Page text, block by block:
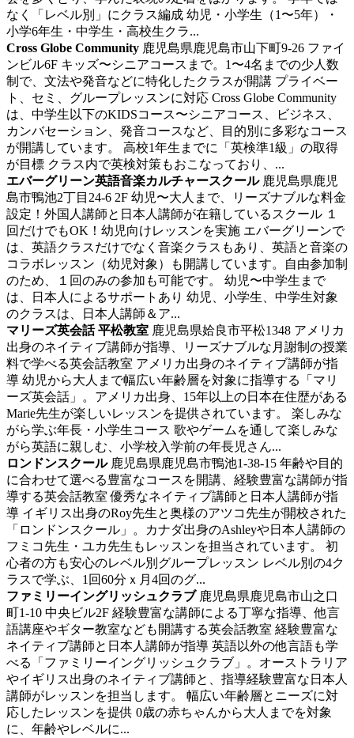
なく「レベル別」にクラス編成 幼児・小学生（1〜5年）・
小学6年生・中学生・高校生クラ...
Cross Globe Community 鹿児島県鹿児島市山下町9-26 ファイ
ンビル6F キッズ〜シニアコースまで。1〜4名までの少人数
制で、文法や発音などに特化したクラスが開講 プライベー
ト、セミ、グループレッスンに対応 Cross Globe Community
は、中学生以下のKIDSコース〜シニアコース、ビジネス、
カンバセーション、発音コースなど、目的別に多彩なコース
が開講しています。 高校1年生までに「英検準1級」の取得
が目標 クラス内で英検対策もおこなっており、...
エバーグリーン英語音楽カルチャースクール鹿児島県鹿児
島市鴨池2丁目24-6 2F 幼児〜大人まで、リーズナブルな料金
設定！外国人講師と日本人講師が在籍しているスクール １
回だけでもOK！幼児向けレッスンを実施 エバーグリーンで
は、英語クラスだけでなく音楽クラスもあり、英語と音楽の
コラボレッスン（幼児対象）も開講しています。自由参加制
のため、１回のみの参加も可能です。 幼児〜中学生まで
は、日本人によるサポートあり 幼児、小学生、中学生対象
のクラスは、日本人講師＆ア...
マリーズ英会話 平松教室 鹿児島県姶良市平松1348 アメリカ
出身のネイティブ講師が指導、リーズナブルな月謝制の授業
料で学べる英会話教室 アメリカ出身のネイティブ講師が指
導 幼児から大人まで幅広い年齢層を対象に指導する「マリ
ーズ英会話」。アメリカ出身、15年以上の日本在住歴がある
Marie先生が楽しいレッスンを提供されています。 楽しみな
がら学ぶ年長・小学生コース 歌やゲームを通して楽しみな
がら英語に親しむ、小学校入学前の年長児さん...
ロンドンスクール鹿児島県鹿児島市鴨池1-38-15 年齢や目的
に合わせて選べる豊富なコースを開講、経験豊富な講師が指
導する英会話教室 優秀なネイティブ講師と日本人講師が指
導 イギリス出身のRoy先生と奥様のアツコ先生が開校された
「ロンドンスクール」。カナダ出身のAshleyや日本人講師の
フミコ先生・ユカ先生もレッスンを担当されています。 初
心者の方も安心のレベル別グループレッスン レベル別の4ク
ラスで学ぶ、1回60分ｘ月4回のグ...
ファミリーイングリッシュクラブ鹿児島県鹿児島市山之口
町1-10 中央ビル2F 経験豊富な講師による丁寧な指導、他言
語講座やギター教室なども開講する英会話教室 経験豊富な
ネイティブ講師と日本人講師が指導 英語以外の他言語も学
べる「ファミリーイングリッシュクラブ」。オーストラリア
やイギリス出身のネイティブ講師と、指導経験豊富な日本人
講師がレッスンを担当します。 幅広い年齢層とニーズに対
応したレッスンを提供 0歳の赤ちゃんから大人までを対象
に、年齢やレベルに...